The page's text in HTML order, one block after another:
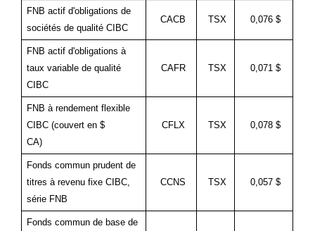
FNB actif d'obligations de
sociétés de qualité CIBC
CACB TSX 0,076 $
FNB actif d'obligations à
taux variable de qualité
CIBC
CAFR TSX 0,071 $
FNB à rendement flexible
CIBC (couvert en $
CA)
CFLX TSX 0,078 $
Fonds commun prudent de
titres à revenu fixe CIBC,
série FNB
CCNS TSX 0,057 $
Fonds commun de base de